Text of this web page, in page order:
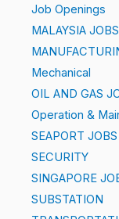
Job Openings
MALAYSIA JOBS
Mechanical
OIL AND GAS
Operation &
SEAPORT JOBS
SECURITY
SINGAPORE
SUBSTATION